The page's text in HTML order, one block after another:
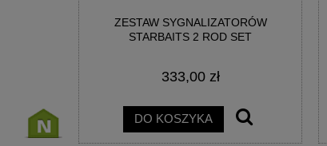
ZESTAW SYGNALIZATORÓW
STARBAITS 2 ROD SET
333,00 zł
DO KOSZYKA